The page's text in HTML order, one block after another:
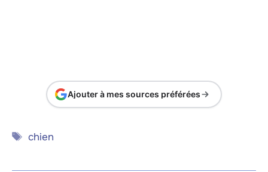
Ajouter à mes sources préférées
Étiquettes
chien